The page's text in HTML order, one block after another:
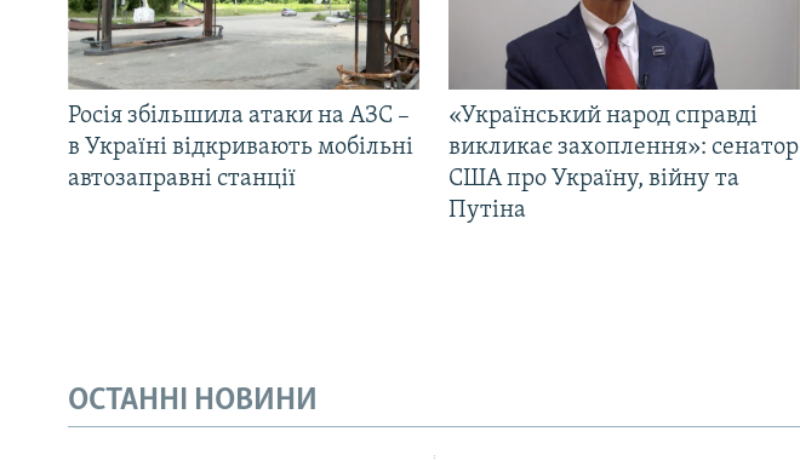
Росія збільшила атаки на АЗС –
в Україні відкривають мобільні
автозаправні станції
«Український народ справді
викликає захоплення»: сенатор
США про Україну, війну та
Путіна
ОСТАННІ НОВИНИ